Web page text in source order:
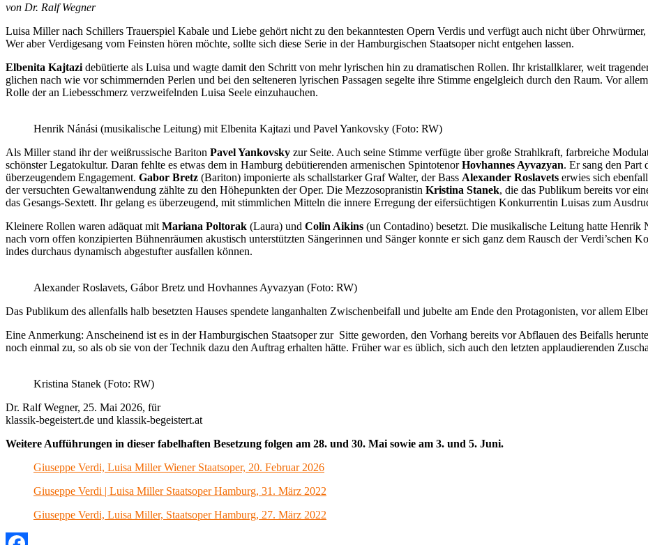
von Dr. Ralf Wegner
Luisa Miller nach Schillers Trauerspiel Kabale und Liebe gehört nicht zu den bekanntesten Opern Verdis und verfügt auch nicht über
Wer aber Verdigesang vom Feinsten hören möchte, sollte sich diese Serie in der Hamburgischen Staatsoper nicht entgehen lassen.
Elbenita Kajtazi debütierte als Luisa und wagte damit den Schritt von mehr lyrischen hin zu dramatischen Rollen. Ihr kristallklarer, weit
glichen nach wie vor schimmernden Perlen und bei den selteneren lyrischen Passagen segelte ihre Stimme engelgleich durch den Raum. Vor
Rolle der an Liebesschmerz verzweifelnden Luisa Seele einzuhauchen.
Henrik Nánási (musikalische Leitung) mit Elbenita Kajtazi und Pavel Yankovsky (Foto: RW)
Als Miller stand ihr der weißrussische Bariton Pavel Yankovsky zur Seite. Auch seine Stimme verfügte über große Strahlkraft, farbreiche
schönster Legatokultur. Daran fehlte es etwas dem in Hamburg debütierenden armenischen SpintotenorHovhannes Ayvazyan. Er sang den Part
überzeugendem Engagement. Gabor Bretz (Bariton) imponierte als schallstarker Graf Walter, der Bass Alexander Roslavets erwies sich
der versuchten Gewaltanwendung zählte zu den Höhepunkten der Oper. Die Mezzosopranistin Kristina Stanek, die das Publikum bereits vor
das Gesangs-Sextett. Ihr gelang es überzeugend, mit stimmlichen Mitteln die innere Erregung der eifersüchtigen Konkurrentin Luisas zum
Kleinere Rollen waren adäquat mit Mariana Poltorak (Laura) und Colin Aikins (un Contadino) besetzt. Die musikalische Leitung hatte Henrik
nach vorn offen konzipierten Bühnenräumen akustisch unterstützten Sängerinnen und Sänger konnte er sich ganz dem Rausch der Verdi’schen
indes durchaus dynamisch abgestufter ausfallen können.
Alexander Roslavets, Gábor Bretz und Hovhannes Ayvazyan (Foto: RW)
Das Publikum des allenfalls halb besetzten Hauses spendete langanhalten Zwischenbeifall und jubelte am Ende den Protagonisten, vor allem
Eine Anmerkung: Anscheinend ist es in der Hamburgischen Staatsoper zur Sitte geworden, den Vorhang bereits vor Abflauen des Beifalls
noch einmal zu, so als ob sie von der Technik dazu den Auftrag erhalten hätte. Früher war es üblich, sich auch den letzten applaudierenden
Kristina Stanek (Foto: RW)
Dr. Ralf Wegner, 25. Mai 2026, für
klassik-begeistert.de und klassik-begeistert.at
Weitere Aufführungen in dieser fabelhaften Besetzung folgen am 28. und 30. Mai sowie am 3. und 5. Juni.
Giuseppe Verdi, Luisa Miller Wiener Staatsoper, 20. Februar 2026
Giuseppe Verdi | Luisa Miller Staatsoper Hamburg, 31. März 2022
Giuseppe Verdi, Luisa Miller, Staatsoper Hamburg, 27. März 2022